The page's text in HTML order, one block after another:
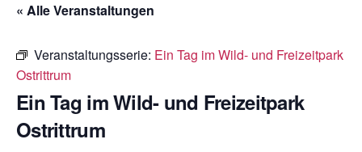
« Alle Veranstaltungen
Veranstaltungsserie: Ein Tag im Wild- und Freizeitpark
Ostrittrum
Ein Tag im Wild- und Freizeitpark
Ostrittrum